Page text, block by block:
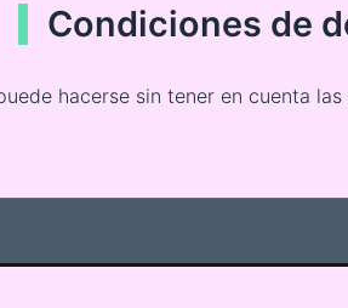
Condiciones de
hacerse sin tener en cuenta